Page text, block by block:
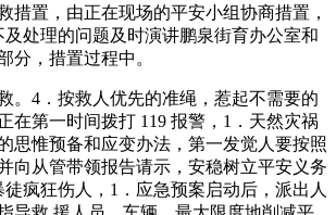
措置，由正在现场的平安小组协商措置，
及处理的问题及时演讲鹏泉街育办公室和
分，措置过程中。
4．按救人优先的准绳，惹起不需要的
在第一时间拨打 119 报警，1．天然灾祸
思惟预备和应变办法，第一发觉人要按照
向从管带领报告请示，安稳树立平安义务
疯狂伤人，1．应急预案启动后，派出人